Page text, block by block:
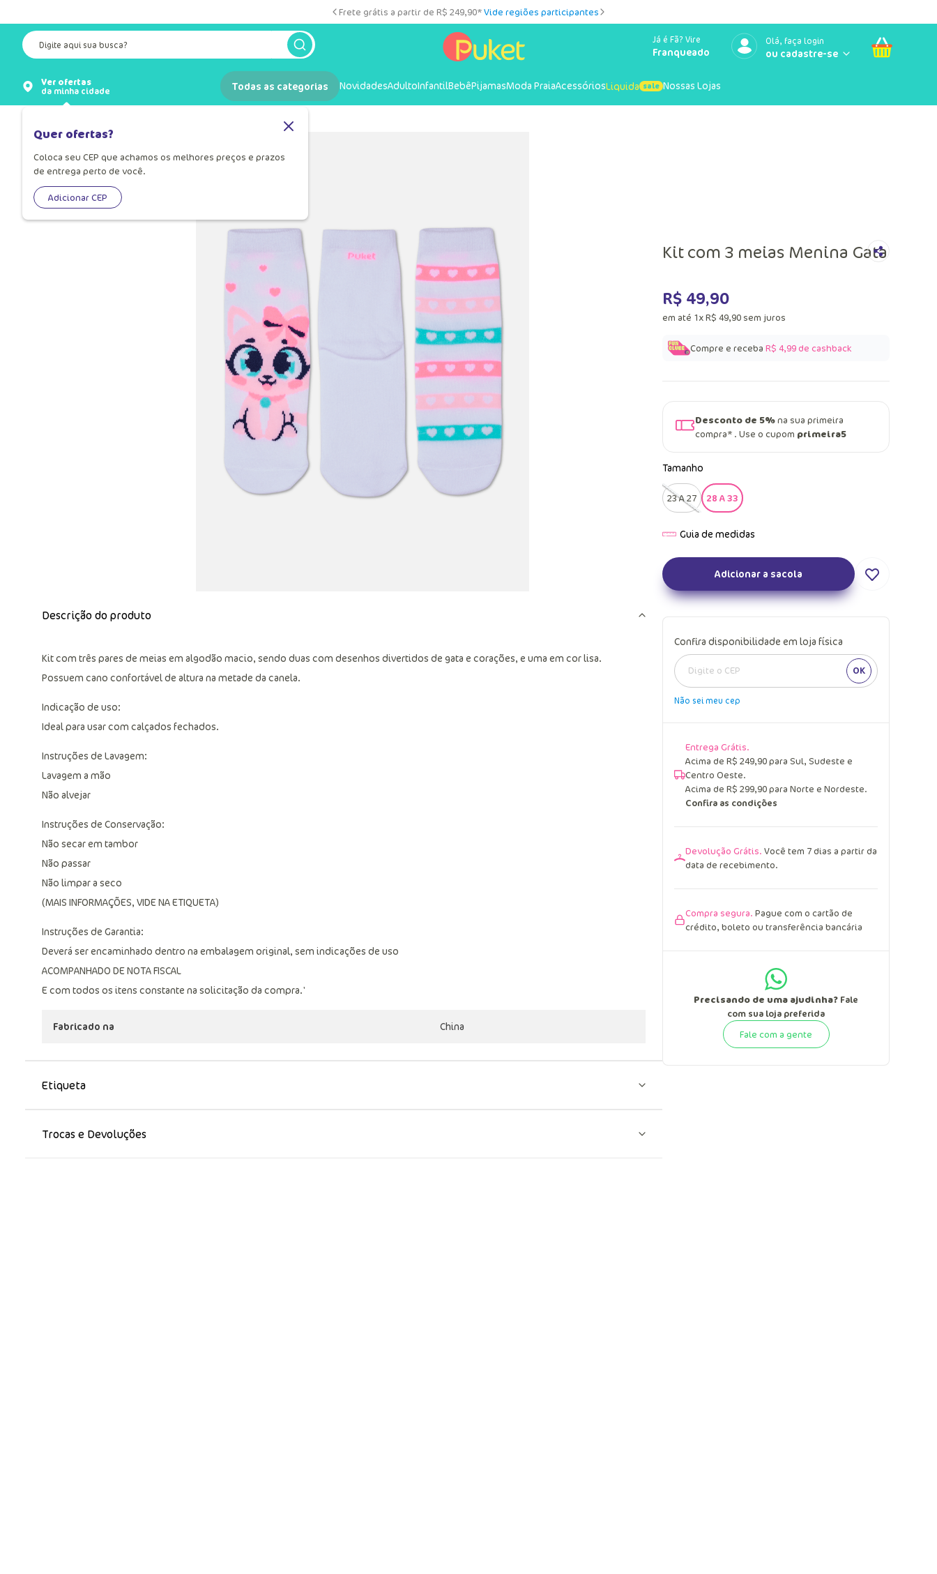
Frete grátis a partir de R$ 249,90*Vide regiões participantes
Digite aqui sua busca? Já é Fã? Vire
Franqueado
Olá, faça login
Ver ofertas
da minha cidade
Quer ofertas?
Coloca seu CEP que achamos os melhores preços e prazos
de entrega perto de você.
Adicionar CEP
Todas as categorias NovidadesAdultoInfantilBebêPijamasModa PraiaAcessóriosLiquida Nossas Lojas
Descrição do produto
Kit com três pares de meias em algodão macio, sendo duas com desenhos divertidos de gata e corações, e uma em cor lisa.
Possuem cano confortável de altura na metade da canela.
Indicação de uso:
Ideal para usar com calçados fechados.
Instruções de Lavagem:
Lavagem a mão
Não alvejar
Instruções de Conservação:
Não secar em tambor
Não passar
Não limpar a seco
(MAIS INFORMAÇÕES, VIDE NA ETIQUETA)
Instruções de Garantia:
Deverá ser encaminhado dentro na embalagem original, sem indicações de uso
ACOMPANHADO DE NOTA FISCAL
E com todos os itens constante na solicitação da compra.'
Fabricado na China
Etiqueta
Trocas e Devoluções
Kit com 3 meias Menina Gata
R$ 49,90
em até 1xR$ 49,90 sem juros
Compre e receba R$ 4,99de cashback
Desconto de 5%na sua primeira
compra* . Use o cupom primeira5
Tamanho
23 A 27 28 A 33
Adicionar a sacola
Confira disponibilidade em loja física
OK
Não sei meu cep
Entrega Grátis.
Acima de R$ 249,90 para Sul, Sudeste e
Centro Oeste.
Acima de R$ 299,90 para Norte e Nordeste.
Confira as condições
Devolução Grátis. Você tem 7 dias a partir da
data de recebimento.
Compra segura. Pague com o cartão de
crédito, boleto ou transferência bancária
Precisando de uma ajudinha? Fale
com sua loja preferida
Fale com a gente